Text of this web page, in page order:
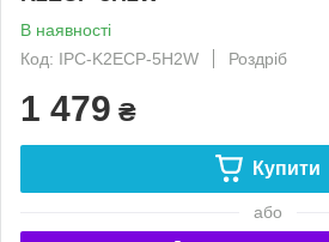
В наявності
Код: IPC-K2ECP-5H2W
Роздріб
1 479 ₴
Купити
або